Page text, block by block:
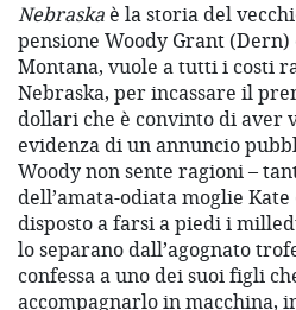
Nebraska è la storia del
pensione Woody Grant (Dern)
Montana, vuole a tutti i costi
Nebraska, per incassare il
dollari che è convinto di aver
evidenza di un annuncio
Woody non sente ragioni –
dell’amata-odiata moglie Kate
disposto a farsi a piedi i
lo separano dall’agognato
confessa a uno dei suoi figli
accompagnarlo in macchina,